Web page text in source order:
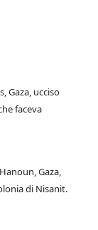
Gaza, ucciso
faceva
Gaza,
di Nisanit.